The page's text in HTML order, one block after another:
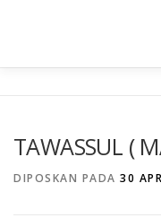
TAWASSUL (
DIPOSKAN PADA 30